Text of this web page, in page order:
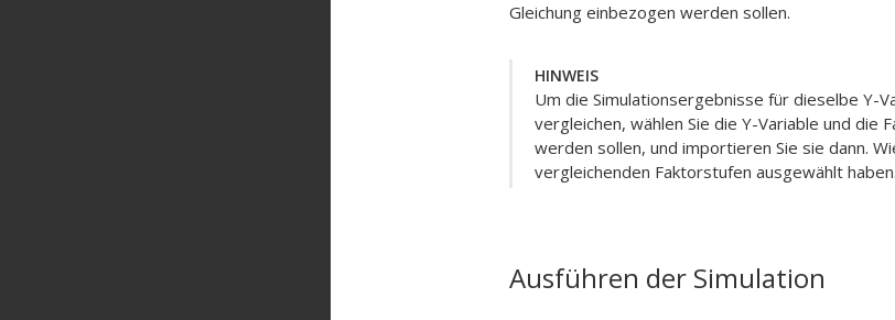
Gleichung einbezogen werden sollen.
HINWEIS
Um die Simulationsergebnisse für dieselbe Y-
vergleichen, wählen Sie die Y-Variable und die
werden sollen, und importieren Sie sie dann.
vergleichenden Faktorstufen ausgewählt haben.
Ausführen der Simulation